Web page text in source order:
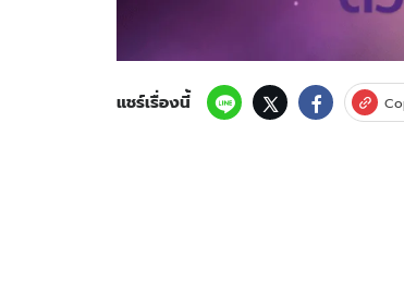
แชร์เรื่องนี้